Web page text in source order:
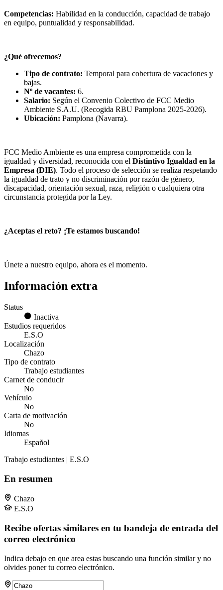
Competencias: Habilidad en la conducción, capacidad de trabajo
en equipo, puntualidad y responsabilidad.
¿Qué ofrecemos?
Tipo de contrato: Temporal para cobertura de vacaciones y
bajas.
Nº de vacantes: 6.
Salario: Según el Convenio Colectivo de FCC Medio
Ambiente S.A.U. (Recogida RBU Pamplona 2025-2026).
Ubicación: Pamplona (Navarra).
FCC Medio Ambiente es una empresa comprometida con la
igualdad y diversidad, reconocida con el Distintivo Igualdad en la
Empresa (DIE). Todo el proceso de selección se realiza respetando
la igualdad de trato y no discriminación por razón de género,
discapacidad, orientación sexual, raza, religión o cualquiera otra
circunstancia protegida por la Ley.
¿Aceptas el reto? ¡Te estamos buscando!
Únete a nuestro equipo, ahora es el momento.
Información extra
Status
Inactiva
Estudios requeridos
E.S.O
Localización
Chazo
Tipo de contrato
Trabajo estudiantes
Carnet de conducir
No
Vehículo
No
Carta de motivación
No
Idiomas
Español
Trabajo estudiantes | E.S.O
En resumen
Chazo
E.S.O
Recibe ofertas similares en tu bandeja de entrada del
correo electrónico
Indica debajo en que area estas buscando una función similar y no
olvides poner tu correo electrónico.